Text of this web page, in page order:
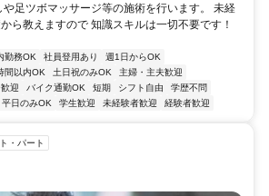
や足ツボマッサージ等の施術を行います。 未経
ら教えますので 知識スキルは一切不要です！
勤務OK 社員登用あり
週1日からOK
間以内OK 土日祝のみOK
主婦・主夫歓迎
迎 バイク通勤OK 短期 シフト自由
学歴不問
平日のみOK 学生歓迎 未経験者歓迎 経験者歓迎
・パート